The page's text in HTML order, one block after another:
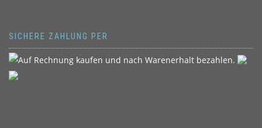
SICHERE ZAHLUNG PER